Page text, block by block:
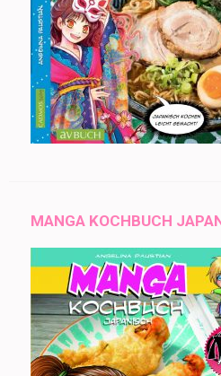
MANGA KOCHBUCH